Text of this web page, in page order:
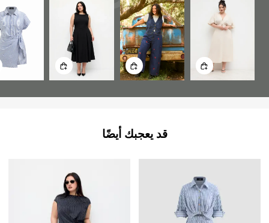
قد يعجبك أيضًا